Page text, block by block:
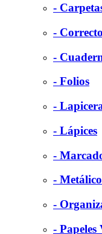
-
-
-
- Folios
-
- Lápices
-
-
-
- Papeles